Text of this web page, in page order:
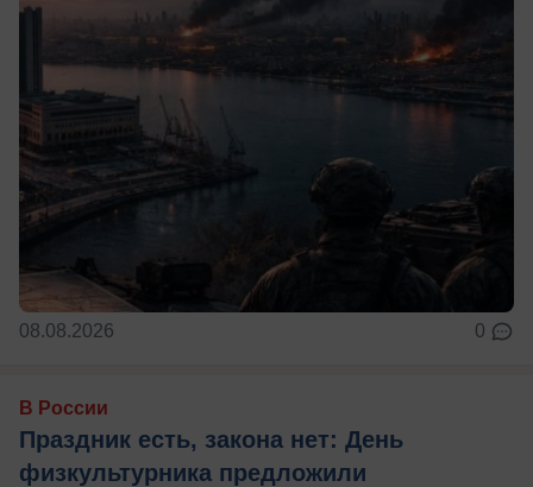
08.08.2026 0
В России
Праздник есть, закона нет: День
физкультурника предложили